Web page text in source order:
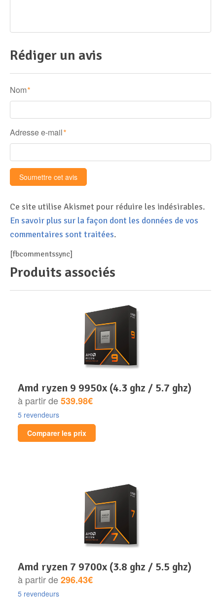
Rédiger un avis
Nom *
Adresse e-mail *
Ce site utilise Akismet pour réduire les indésirables.
En savoir plus sur la façon dont les données de vos
commentaires sont traitées.
[fbcommentssync]
Produits associés
amd ryzen 9 9950x (4.3 ghz / 5.7 ghz)
à partir de539.98€
5 revendeurs
Comparer les prix
amd ryzen 7 9700x (3.8 ghz / 5.5 ghz)
à partir de296.43€
5 revendeurs